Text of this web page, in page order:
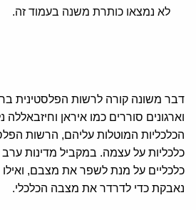
לא נמצאו כותרת משנה בעמוד זה.
דבר משונה קורה לרשות הפלסטינית
וארגונים סוררים כמו איראן
הכלכליות המוטלות עליהם, הרשות
כלכליות על עצמה. במקביל מדינות
כלכליים על מנת לשפר את מצבם,
נאבקת כדי לדרדר את מצבה הכלכלי.